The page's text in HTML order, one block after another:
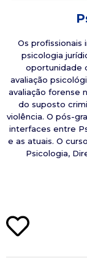
Os profissionais
psicologia
oportunidade
avaliação
avaliação forense
do suposto
violência. O pós-
interfaces entre
e as atuais. O
Psicologia,